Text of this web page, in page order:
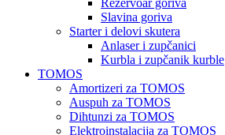
Rezervoar goriva
Slavina goriva
Starter i delovi skutera
Anlaser i zupčanici
Kurbla i zupčanik kurble
TOMOS
Amortizeri za TOMOS
Auspuh za TOMOS
Dihtunzi za TOMOS
Elektroinstalacija za TOMOS